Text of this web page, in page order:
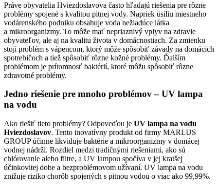
Práve obyvatelia Hviezdoslavova často hľadajú riešenia pre rôzne
problémy spojené s kvalitou pitnej vody. Napriek úsiliu miestneho
vodárenského podniku obsahuje voda nežiadúce látka
a mikroorganizmy. To môže mať nepriaznivý vplyv na zdravie
obyvateľov, ale aj na kvalitu života v domácnostiach. Za zmienku
stojí problém s vápencom, ktorý môže spôsobiť závady na domácich
spotrebičoch a tiež spôsobiť rôzne kožné problémy. Ďalším
problémom je prítomnosť baktérií, ktoré môžu spôsobiť rôzne
zdravotné problémy.
Jedno riešenie pre mnoho problémov – UV lampa
na vodu
Ako riešiť tieto problémy? Odpoveďou je UV lampa na vodu
Hviezdoslavov. Tento inovatívny produkt od firmy MARLUS
GROUP účinne likviduje baktérie a mikroorganizmy v domácej
vodnej nádrži. Rozdiel medzi tradičnými riešeniami, ako sú
chlórovanie alebo filtre, a UV lampou spočíva v jej kratšej
účinkovitej dobe a bezproblémovom užívaní. UV lampa na vodu
znižuje riziko chorôb spojených s pitnou vodou o viac ako 99,99%.